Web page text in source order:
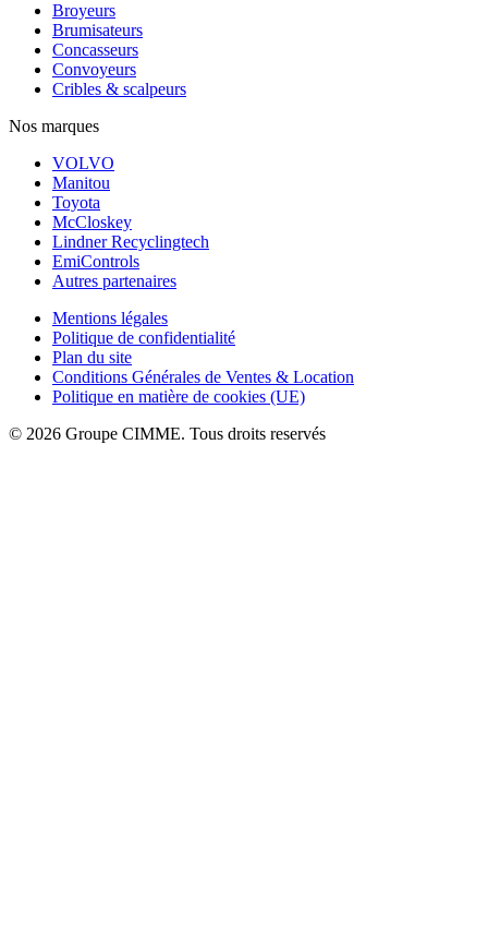
Broyeurs
Brumisateurs
Concasseurs
Convoyeurs
Cribles & scalpeurs
Nos marques
VOLVO
Manitou
Toyota
McCloskey
Lindner Recyclingtech
EmiControls
Autres partenaires
Mentions légales
Politique de confidentialité
Plan du site
Conditions Générales de Ventes & Location
Politique en matière de cookies (UE)
© 2026 Groupe CIMME. Tous droits reservés